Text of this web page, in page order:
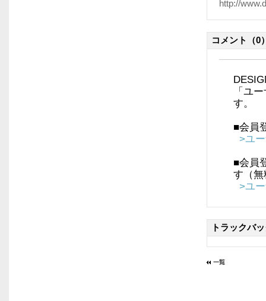
http://
コメント （0
「ユ
す。
■会員
>ユ
■会員
す（
>ユ
トラックバ